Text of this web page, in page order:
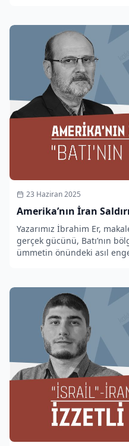
23 Haziran 2025
Amerika’nın İran
Yazarımız İbrahim Er,
gerçek gücünü, Batı’nın
ümmetin önündeki asıl